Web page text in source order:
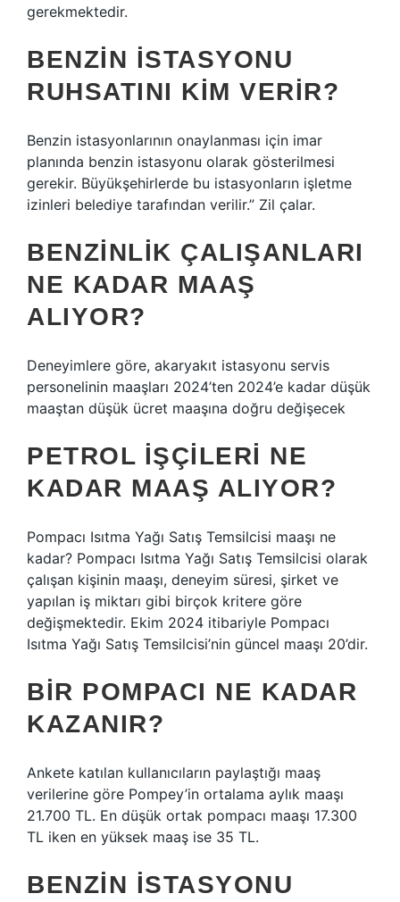
gerekmektedir.
BENZIN ISTASYONU
RUHSATINI KIM VERIR?
Benzin istasyonlarının onaylanması için imar
planında benzin istasyonu olarak gösterilmesi
gerekir. Büyükşehirlerde bu istasyonların işletme
izinleri belediye tarafından verilir.” Zil çalar.
BENZINLIK ÇALIŞANLARI
NE KADAR MAAŞ
ALIYOR?
Deneyimlere göre, akaryakıt istasyonu servis
personelinin maaşları 2024’ten 2024’e kadar düşük
maaştan düşük ücret maaşına doğru değişecek
PETROL IŞÇILERI NE
KADAR MAAŞ ALIYOR?
Pompacı Isıtma Yağı Satış Temsilcisi maaşı ne
kadar? Pompacı Isıtma Yağı Satış Temsilcisi olarak
çalışan kişinin maaşı, deneyim süresi, şirket ve
yapılan iş miktarı gibi birçok kritere göre
değişmektedir. Ekim 2024 itibariyle Pompacı
Isıtma Yağı Satış Temsilcisi’nin güncel maaşı 20’dir.
BIR POMPACI NE KADAR
KAZANIR?
Ankete katılan kullanıcıların paylaştığı maaş
verilerine göre Pompey’in ortalama aylık maaşı
21.700 TL. En düşük ortak pompacı maaşı 17.300
TL iken en yüksek maaş ise 35 TL.
BENZIN ISTASYONU